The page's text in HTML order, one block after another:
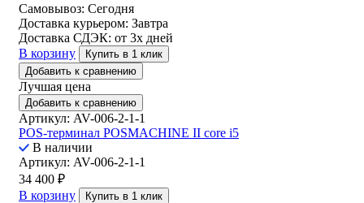
Самовывоз: Сегодня
Доставка курьером: Завтра
Доставка СДЭК: от 3х дней
В корзину
Купить в 1 клик
Добавить к сравнению
Лучшая цена
Добавить к сравнению
Артикул: AV-006-2-1-1
POS-терминал POSMACHINE II core i5
В наличии
Артикул: AV-006-2-1-1
34 400 ₽
В корзину
Купить в 1 клик